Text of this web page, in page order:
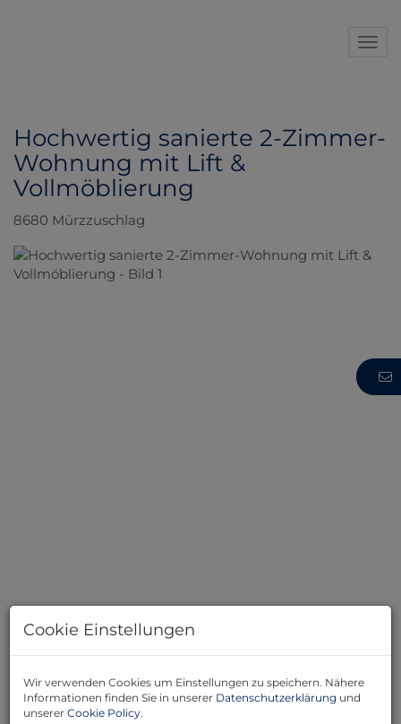
Hochwertig sanierte 2-Zimmer-
Wohnung mit Lift &
Vollmöblierung
8680 Mürzzuschlag
Beschreibung
Cookie Einstellungen
Wir verwenden Cookies um Einstellungen zu speichern. Nähere
Informationen finden Sie in unserer Datenschutzerklärung und
unserer Cookie Policy.